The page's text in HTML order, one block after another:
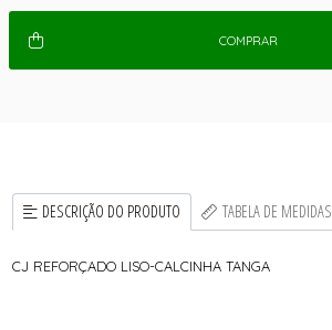
COMPRAR
DESCRIÇÃO DO PRODUTO TABELA DE MEDIDAS
CJ REFORÇADO LISO-CALCINHA TANGA